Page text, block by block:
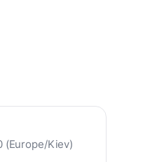
(Europe/Kiev)